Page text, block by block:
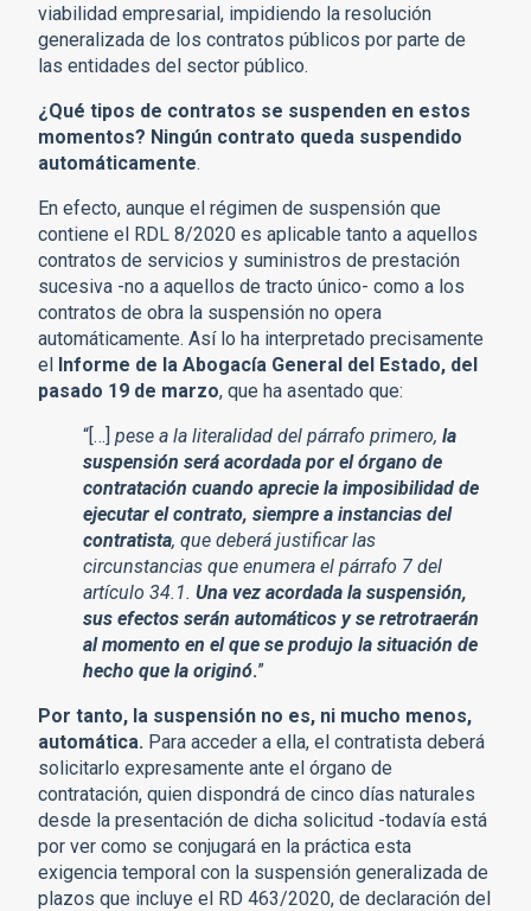
viabilidad empresarial, impidiendo la resolución
generalizada de los contratos públicos por parte de
las entidades del sector público.
¿Qué tipos de contratos se suspenden en estos
momentos? Ningún contrato queda suspendido
automáticamente.
En efecto, aunque el régimen de suspensión que
contiene el RDL 8/2020 es aplicable tanto a aquellos
contratos de servicios y suministros de prestación
sucesiva -no a aquellos de tracto único- como a los
contratos de obra la suspensión no opera
automáticamente. Así lo ha interpretado precisamente
el Informe de la Abogacía General del Estado, del
pasado 19 de marzo, que ha asentado que:
“[…] pese a la literalidad del párrafo primero, la
suspensión será acordada por el órgano de
contratación cuando aprecie la imposibilidad de
ejecutar el contrato, siempre a instancias del
contratista, que deberá justificar las
circunstancias que enumera el párrafo 7 del
artículo 34.1. Una vez acordada la suspensión,
sus efectos serán automáticos y se retrotraerán
al momento en el que se produjo la situación de
hecho que la originó.”
Por tanto, la suspensión no es, ni mucho menos,
automática. Para acceder a ella, el contratista deberá
solicitarlo expresamente ante el órgano de
contratación, quien dispondrá de cinco días naturales
desde la presentación de dicha solicitud -todavía está
por ver como se conjugará en la práctica esta
exigencia temporal con la suspensión generalizada de
plazos que incluye el RD 463/2020, de declaración del